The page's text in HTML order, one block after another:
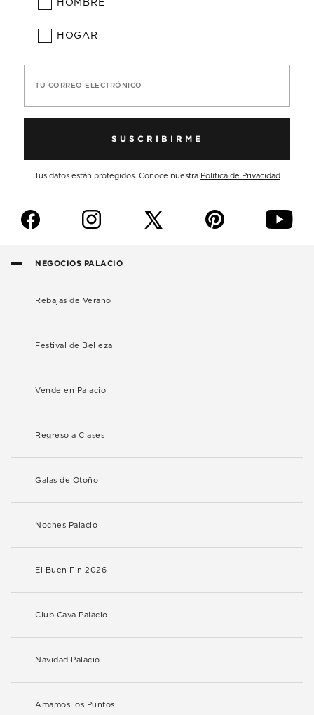
HOMBRE
HOGAR
TU CORREO ELECTRÓNICO
SUSCRIBIRME
Tus datos están protegidos. Conoce nuestra Política de Privacidad
f i p y
NEGOCIOS PALACIO
Rebajas de Verano
Festival de Belleza
Vende en Palacio
Regreso a Clases
Galas de Otoño
Noches Palacio
El Buen Fin 2026
Club Cava Palacio
Navidad Palacio
Amamos los Puntos